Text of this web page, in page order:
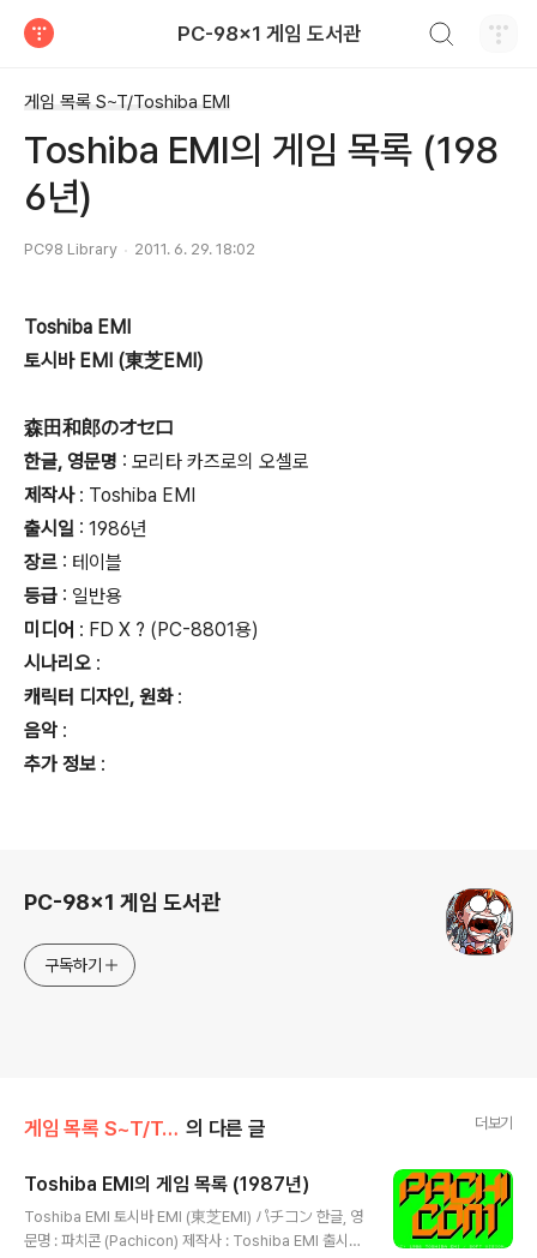
PC-98x1 게임 도서관
게임 목록 S~T/Toshiba EMI
Toshiba EMI의 게임 목록 (198
6년)
PC98 Library 2011. 6. 29. 18:02
Toshiba EMI
토시바 EMI (東芝EMI)
森田和郎のオセロ
한글, 영문명 : 모리타 카즈로의 오셀로
제작사: Toshiba EMI
출시일 : 1986년
장르 : 테이블
등급 : 일반용
미디어 : FD X ? (PC-8801용)
시나리오 :
캐릭터 디자인, 원화:
음악 :
추가 정보 :
PC-98x1 게임 도서관
구독하기
게임 목록 S~T/Toshiba EMI 의 다른 글 더보기
Toshiba EMI의 게임 목록 (1987년)
Toshiba EMI 토시바 EMI (東芝EMI) パチコン 한글, 영
문명 : 파치콘 (Pachicon) 제작사 : Toshiba EMI 출시일